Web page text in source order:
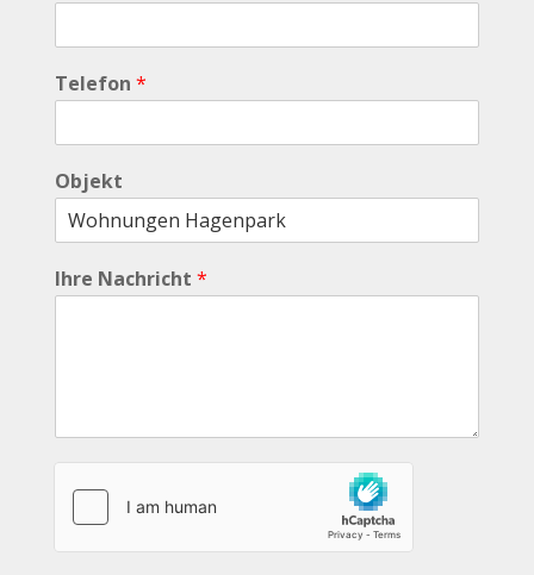
Telefon *
Objekt
Ihre Nachricht *